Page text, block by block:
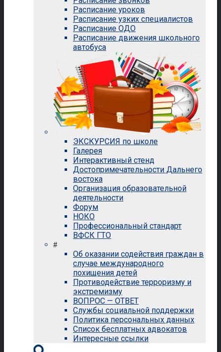
Расписание уроков
Расписание узких специалистов
Расписание ОДО
Расписание движения школьного
автобуса
ЭКСКУРСИЯ по школе
Галерея
Интерактивный стенд
Достопримечательности Дальнего
востока
Организация образовательной
деятельности
Форум
НОКО
Профессиональный стандарт
ВФСК ГТО
#
Об оказании содействия граждан в
случае международного
похищения детей
Противодействие терроризму и
экстремизму
ВОПРОС — ОТВЕТ
Службы социальной поддержки
Политика персональных данных
Список бесплатных адвокатов
Интересные ссылки